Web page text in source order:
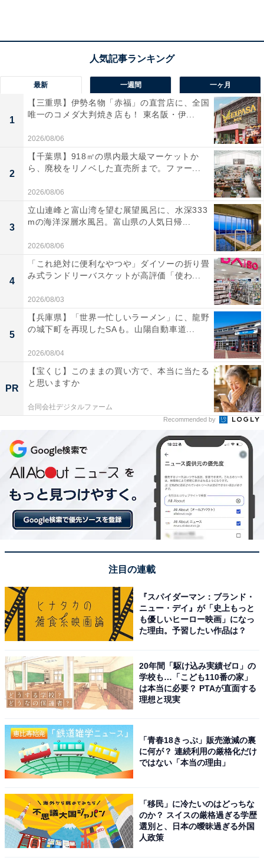
あわせて読みたい
【埼玉県】児童110円から！ 天然温泉プール
「三波渓谷」は駐車場から30秒で川遊び！ 緑色の
岩が美しい都幾川の穴場スポット
三波渓谷（写真はイメージです）
比企郡ときがわ町にある「三波渓谷」は、都幾川が「御
荷鉾緑色岩（みかぶりょくしょくがん）」と呼ばれる緑
色の岩石を刻んで生まれた渓谷です。
駐車場から急な階段を下りるとすぐ川に到達できる手軽
さが人気で、透明度の高い清流に浅瀬と深みが混在し、
幼児から大人まで川遊びを楽しめます。「どあい」「よ
こまくら」「かまぶち」など風情ある名前の付いたスポ
ットが点在し、渓谷内は日陰が多く夏でもひんやり快適
駐車場は有料です。駐車場の開場時間は8:00〜17:00で、
夏の休日は早めの到着がおすすめです。バーベキュー・
4～9月はペット同伴禁止ですが、10～3月の期間は同伴
可能（10月から駐車場へ無料のドックランを設置）で
す。近隣の「都幾川四季彩館」（徒歩圏内）ではバーベ
最新 一週間 一ヶ月
1
【三重県】伊勢名物「赤福」の直営店に、全国
唯一のコメダ大判焼き店も！ 東名阪・伊...
2026/08/06
2
【千葉県】918㎡の県内最大級マーケットか
ら、廃校をリノベした直売所まで。ファー...
2026/08/06
3
立山連峰と富山湾を望む展望風呂に、水深333
mの海洋深層水風呂。富山県の人気日帰...
2026/08/06
4
「これ絶対に便利なやつや」ダイソーの折り畳
み式ランドリーバスケットが高評価「使わ...
2026/08/03
5
【兵庫県】「世界一忙しいラーメン」に、龍野
の城下町を再現したSAも。山陽自動車道...
2026/08/04
PR
【宝くじ】このままの買い方で、本当に当たる
と思いますか
合同会社デジタルファーム
Recommended by
注目の連載
『スパイダーマン：ブランド・
ニュー・デイ』が「史上もっと
も優しいヒーロー映画」になっ
た理由。予習したい作品は？
20年間「駆け込み実績ゼロ」の
学校も…「こども110番の家」
は本当に必要？ PTAが直面する
理想と現実
「青春18きっぷ」販売激減の裏
に何が？ 連続利用の厳格化だけ
ではない「本当の理由」
「移民」に冷たいのはどっちな
のか？ スイスの厳格過ぎる学歴
選別と、日本の曖昧過ぎる外国
人政策